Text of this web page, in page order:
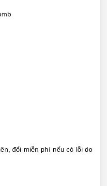
đổi miễn phí nếu có lỗi do